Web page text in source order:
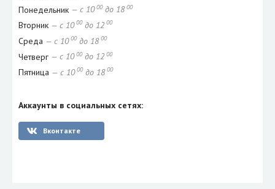
Понедельник — с 10 00до 18 00
Вторник — с 10 00до 12 00
Среда — с 10 00до 18 00
Четверг — с 10 00до 12 00
Пятница — с 10 00до 18 00
Аккаунты в социальных сетях:
Вконтакте